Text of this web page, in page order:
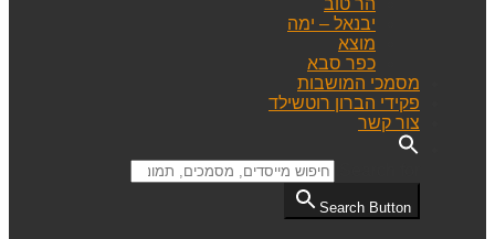
יבנאל – ימה
מוצא
כפר סבא
מסמכי המושבות
פקידי הברון רוטשילד
צור קשר
Search Button